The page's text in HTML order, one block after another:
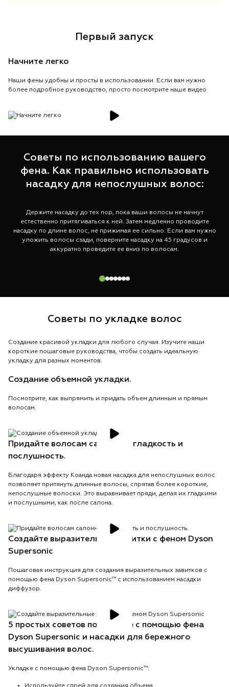
Первый запуск
Начните легко
Наши фены удобны и просты в использовании. Если вам нужно
более подробное руководство, просто посмотрите наше видео
Советы по использованию вашего
фена. Как правильно использовать
насадку для непослушных волос:
Держите насадку до тех пор, пока ваши волосы не начнут
естественно притягиваться к ней. Затем медленно проводите
насадку по длине волос, не прижимая ее сильно. Если вам нужно
уложить волосы сзади, поверните насадку на 45 градусов и
аккуратно проведите ее вниз по волосам.
Советы по укладке волос
Создание красивой укладки для любого случая. Изучите наши
короткие пошаговые руководства, чтобы создать идеальную
укладку для разных моментов.
Создание объемной укладки.
Посмотрите, как выпрямить и придать объем длинным и прямым
волосам.
Придайте волосам салонную гладкость и
послушность.
Благодаря эффекту Коанда новая насадка для непослушных волос
позволяет притянуть длинные волосы, спрятав более короткие,
непослушные волоски. Это выравнивает пряди, делая их гладкими
и послушными, как после салона.
Создайте выразительные завитки с феном Dyson
Supersonic
Пошаговая инструкция для создания выразительных завитков с
помощью фена Dyson Supersonic™ с использованием насадки
диффузор.
5 простых советов по укладке с помощью фена
Dyson Supersonic и насадки для бережного
высушивания волос.
Укладке с помощью фена Dyson Supersonic™: